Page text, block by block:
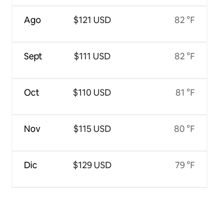
Ago
Sept
Oct
Nov
Dic
$121 USD
$111 USD
$110 USD
$115 USD
$129 USD
82 °F
82 °F
81 °F
80 °F
79 °F